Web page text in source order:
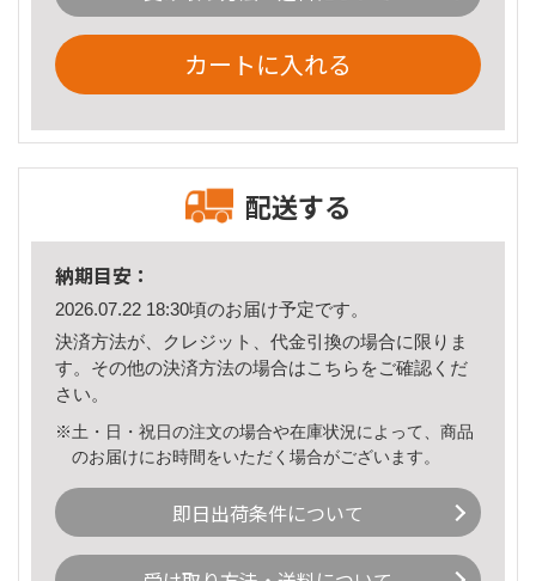
カートに入れる
配送する
納期目安：
2026.07.22 18:30頃のお届け予定です。
決済方法が、クレジット、代金引換の場合に限りま
す。その他の決済方法の場合はこちら をご確認くだ
さい。
※土・日・祝日の注文の場合や在庫状況によって、商品
のお届けにお時間をいただく場合がございます。
即日出荷条件について